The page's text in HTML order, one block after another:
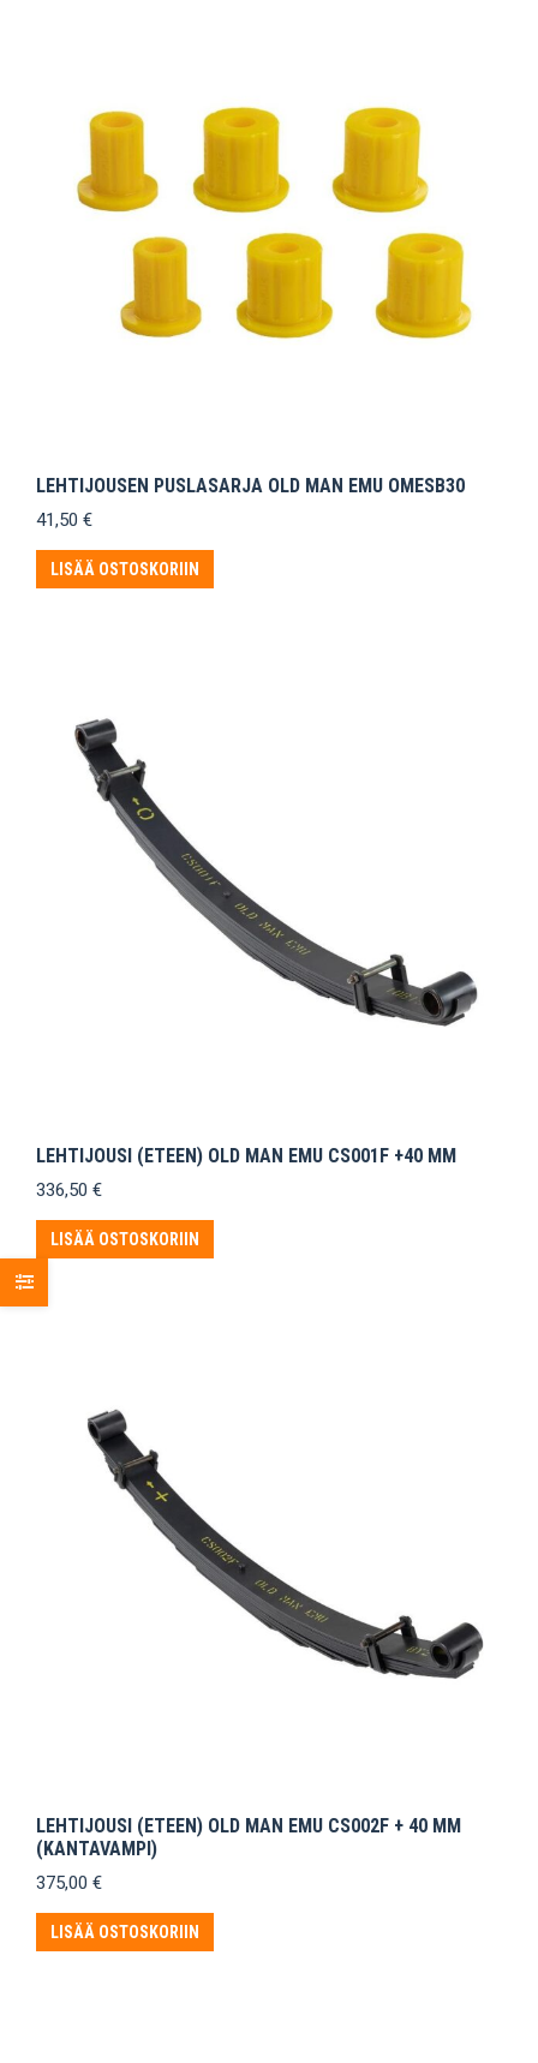
LEHTIJOUSEN PUSLASARJA OLD MAN EMU OMESB30
41,50 €
LISÄÄ OSTOSKORIIN
LEHTIJOUSI (ETEEN) OLD MAN EMU CS001F +40 MM
336,50 €
LISÄÄ OSTOSKORIIN
LEHTIJOUSI (ETEEN) OLD MAN EMU CS002F + 40 MM
(KANTAVAMPI)
375,00 €
LISÄÄ OSTOSKORIIN